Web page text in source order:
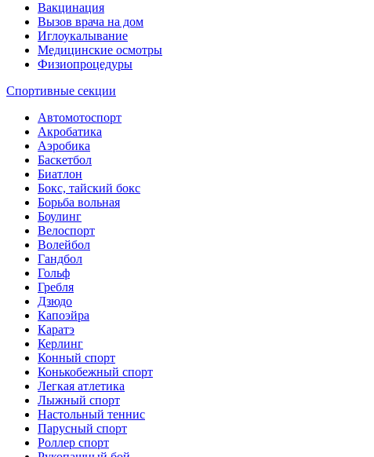
Вакцинация
Вызов врача на дом
Иглоукалывание
Медицинские осмотры
Физиопроцедуры
Спортивные секции
Автомотоспорт
Акробатика
Аэробика
Баскетбол
Биатлон
Бокс, тайский бокс
Борьба вольная
Боулинг
Велоспорт
Волейбол
Гандбол
Гольф
Гребля
Дзюдо
Капоэйра
Каратэ
Керлинг
Конный спорт
Конькобежный спорт
Легкая атлетика
Лыжный спорт
Настольный теннис
Парусный спорт
Роллер спорт